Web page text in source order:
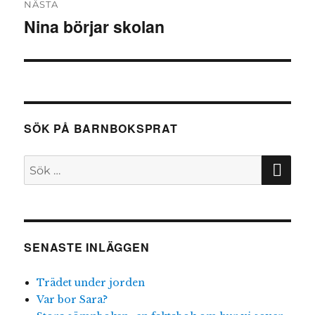
NÄSTA
Nästa
Nina börjar skolan
SÖK PÅ BARNBOKSPRAT
Sök
SENASTE INLÄGGEN
Trädet under jorden
Var bor Sara?